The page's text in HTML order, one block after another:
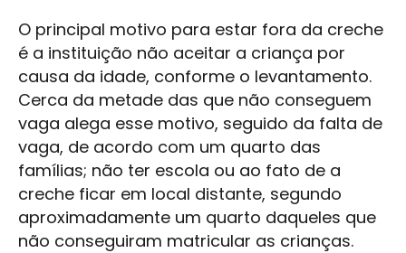
O principal motivo para estar fora da creche
é a instituição não aceitar a criança por
causa da idade, conforme o levantamento.
Cerca da metade das que não conseguem
vaga alega esse motivo, seguido da falta de
vaga, de acordo com um quarto das
famílias; não ter escola ou ao fato de a
creche ficar em local distante, segundo
aproximadamente um quarto daqueles que
não conseguiram matricular as crianças.